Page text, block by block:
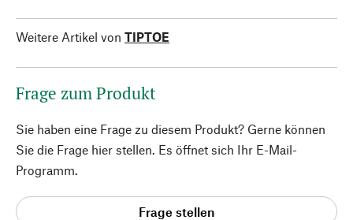
Weitere Artikel von TIPTOE
Frage zum Produkt
Sie haben eine Frage zu diesem Produkt? Gerne können
Sie die Frage hier stellen. Es öffnet sich Ihr E-Mail-
Programm.
Frage stellen